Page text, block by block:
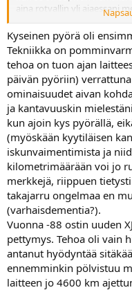
aina rotvallin yli ajaessani
napatessa yllättäen kiinni.
hirveänkauheana pitää.
Kyseinen pyörä oli
Tekniikka on
tehoa on tuon ajan
päivän pyöriin)
ominaisuudet aivan
ja kantavuuskin
kun ajoin kys pyörällä,
(myöskään kyytiläisen
iskunvaimentimista ja
kilometrimäärään voi jo
merkkejä, riippuen
takajarru ongelmaa en
(varhaisdementia?).
Vuonna -88 ostin uuden
pettymys. Tehoa oli vain
antanut hyödyntää
ennemminkin pölvistuu
laitteen jo 4600 km